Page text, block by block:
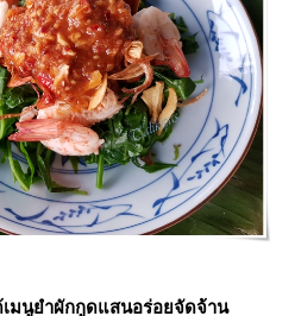
มนูยำผักกูดแสนอร่อยจัดจ้าน